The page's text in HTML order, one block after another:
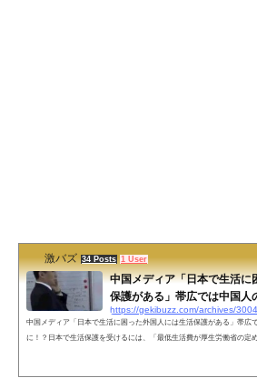
激バズ 34 Posts 1 User
中国メディア「日本で生活に
保護がある」帯広では中国人
https://gekibuzz.com/archives/
中国メディア「日本で生活に困った外国人には生活保護がある」帯広
に！？日本で生活保護を受けるには、「最低生活費が厚生労働省の定